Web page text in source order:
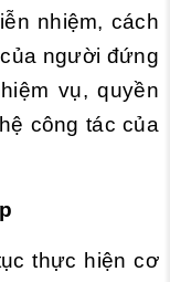
nhiệm, cách
người đứng
vụ, quyền
công tác của
thực hiện cơ